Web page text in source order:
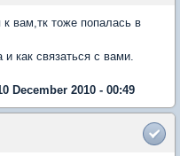
вам,тк тоже попалась в
как связаться с вами.
December 2010 - 00:49